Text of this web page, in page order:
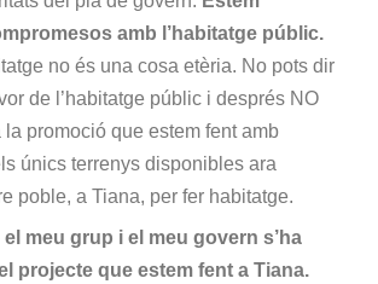
amb l’habitatge públic.
no és una cosa etèria. No pots dir
de l’habitatge públic i després NO
la promoció que estem fent amb
únics terrenys disponibles ara
poble, a Tiana, per fer habitatge.
el meu grup i el meu govern s’ha
projecte que estem fent a Tiana.